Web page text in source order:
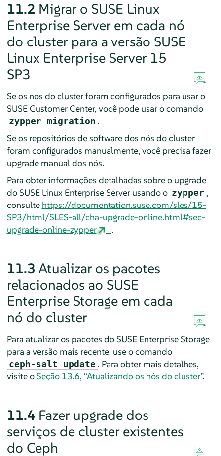
11.2 Migrar o SUSE Linux
Enterprise Server em cada nó
do cluster para a versão SUSE
Linux Enterprise Server 15
SP3
Se os nós do cluster foram configurados para usar o
SUSE Customer Center, você pode usar o comando
zypper migration .
Se os repositórios de software dos nós do cluster
foram configurados manualmente, você precisa fazer
upgrade manual dos nós.
Para obter informações detalhadas sobre o upgrade
do SUSE Linux Enterprise Server usando o zypper ,
consulte https://documentation.suse.com/sles/15-
SP3/html/SLES-all/cha-upgrade-online.html#sec-
upgrade-online-zypper
.
11.3 Atualizar os pacotes
relacionados ao SUSE
Enterprise Storage em cada
nó do cluster
Para atualizar os pacotes do SUSE Enterprise Storage
para a versão mais recente, use o comando
ceph-salt update . Para obter mais detalhes,
visite oSeção 13.6, “Atualizando os nós do cluster”.
11.4 Fazer upgrade dos
serviços de cluster existentes
do Ceph